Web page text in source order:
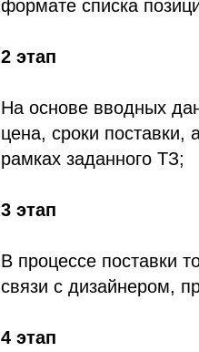
формате списка
2 этап
На основе вводных
цена, сроки поставки,
рамках заданного ТЗ;
3 этап
В процессе поставки
связи с дизайнером,
4 этап